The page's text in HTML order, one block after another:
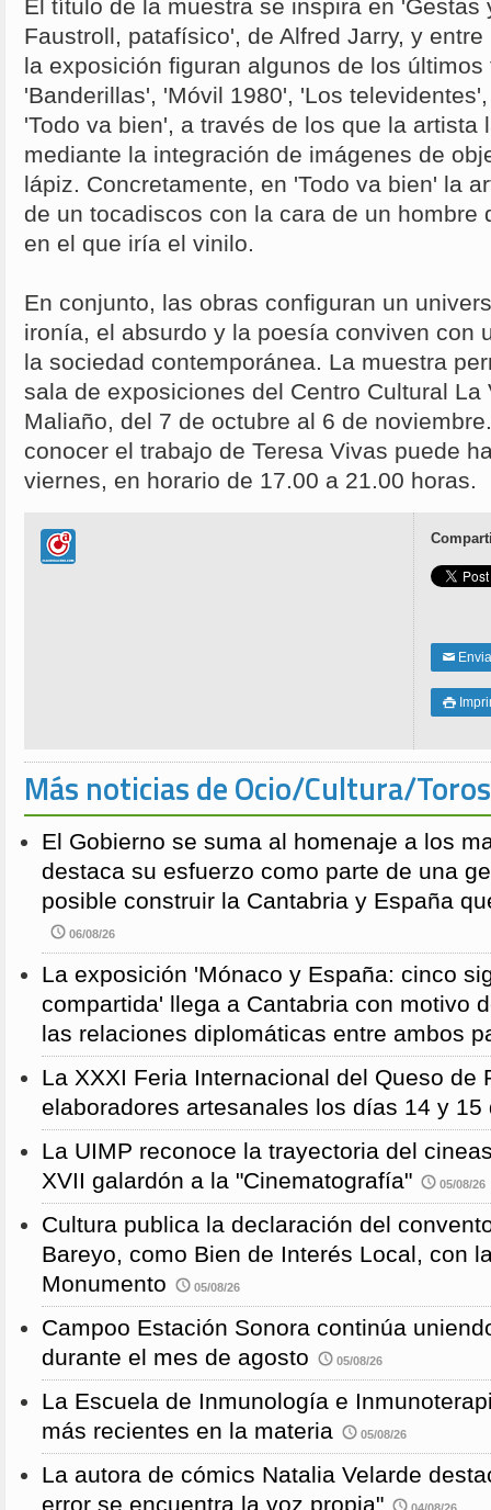
El título de la muestra se inspira en 'Gestas
Faustroll, patafísico', de Alfred Jarry, y
la exposición figuran algunos de los
'Banderillas', 'Móvil 1980', 'Los
'Todo va bien', a través de los que la artista
mediante la integración de imágenes de
lápiz. Concretamente, en 'Todo va bien' la
de un tocadiscos con la cara de un hombre
en el que iría el vinilo.
En conjunto, las obras configuran un
ironía, el absurdo y la poesía conviven con
la sociedad contemporánea. La muestra
sala de exposiciones del Centro Cultural La
Maliaño, del 7 de octubre al 6 de
conocer el trabajo de Teresa Vivas puede
viernes, en horario de 17.00 a 21.00 horas.
✉

Más noticias de Ocio/Cultura/Toros
El Gobierno se suma al homenaje a los
destaca su esfuerzo como parte de una
posible construir la Cantabria y España
06/08/26
La exposición 'Mónaco y España: cinco
compartida' llega a Cantabria con motivo
las relaciones diplomáticas entre ambos
La XXXI Feria Internacional del Queso de
elaboradores artesanales los días 14 y 15
La UIMP reconoce la trayectoria del
XVII galardón a la "Cinematografía"
05/08/26
Cultura publica la declaración del
Bareyo, como Bien de Interés Local, con
Monumento
05/08/26
Campoo Estación Sonora continúa
durante el mes de agosto
05/08/26
La Escuela de Inmunología e
más recientes en la materia
05/08/26
La autora de cómics Natalia Velarde
error se encuentra la voz propia"
04/08/26